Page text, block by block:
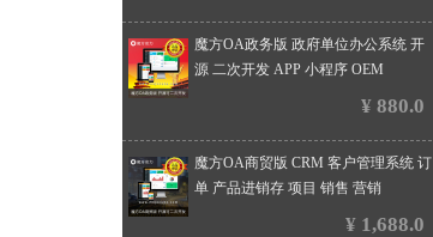
魔方OA政务版 政府单位办公系统 开
源 二次开发 APP 小程序 OEM
¥ 880.0
魔方OA商贸版 CRM 客户管理系统 订
单 产品进销存 项目 销售 营销
¥ 1,688.0